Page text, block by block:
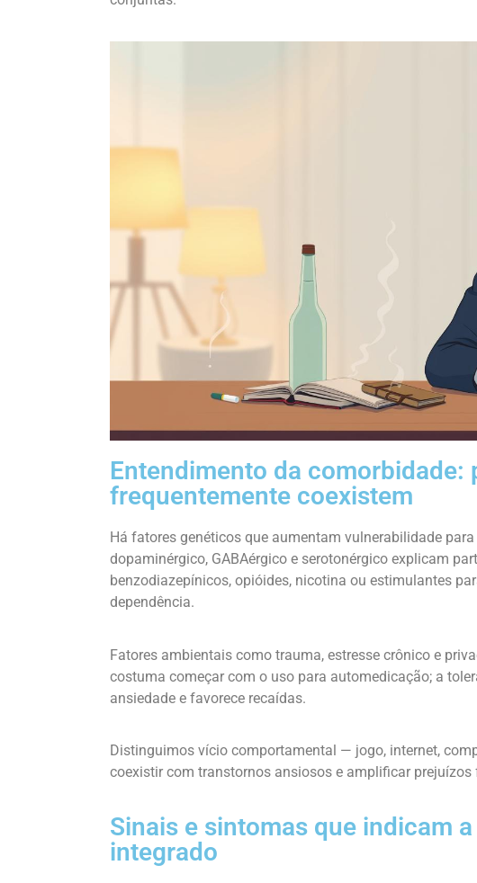
Entendimento da comorbidade:
frequentemente coexistem
Há fatores genéticos que aumentam vulnerabilidade
dopaminérgico, GABAérgico e serotonérgico explicam
benzodiazepínicos, opióides, nicotina ou estimulantes
dependência.
Fatores ambientais como trauma, estresse crônico e
costuma começar com o uso para automedicação; a
ansiedade e favorece recaídas.
Distinguimos vício comportamental — jogo, internet,
coexistir com transtornos ansiosos e amplificar prejuízos
Sinais e sintomas que indicam
integrado